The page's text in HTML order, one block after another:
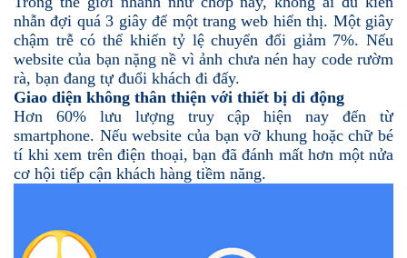
nhẫn đợi quá 3 giây để một trang web hiển thị. Một giây
chậm trễ có thể khiến tỷ lệ chuyển đổi giảm 7%. Nếu
website của bạn nặng nề vì ảnh chưa nén hay code rườm
rà, bạn đang tự đuổi khách đi đấy.
Giao diện không thân thiện với thiết bị di động
Hơn 60% lưu lượng truy cập hiện nay đến từ
smartphone. Nếu website của bạn vỡ khung hoặc chữ bé
tí khi xem trên điện thoại, bạn đã đánh mất hơn một nửa
cơ hội tiếp cận khách hàng tiềm năng.